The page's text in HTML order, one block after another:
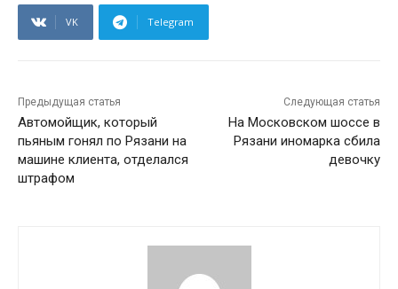
VK Telegram
Предыдущая статья
Автомойщик, который
пьяным гонял по Рязани на
машине клиента, отделался
штрафом
Следующая статья
На Московском шоссе в
Рязани иномарка сбила
девочку